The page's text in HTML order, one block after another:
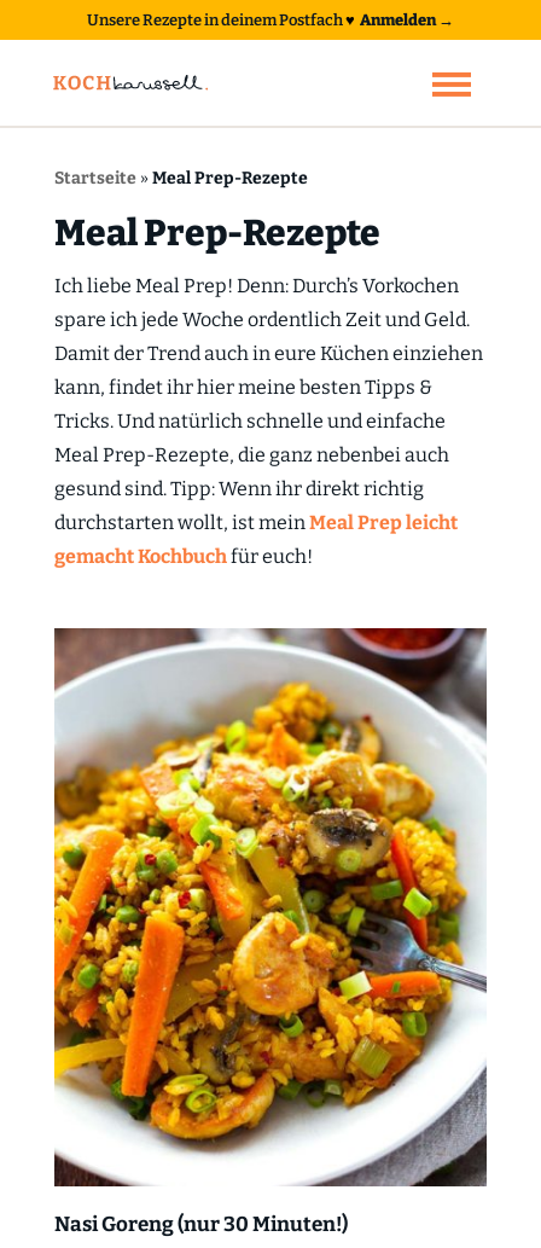
Unsere Rezepte in deinem Postfach♥ Anmelden →
Startseite»Meal Prep-Rezepte
Meal Prep-Rezepte
Ich liebe Meal Prep! Denn: Durch’s Vorkochen
spare ich jede Woche ordentlich Zeit und Geld.
Damit der Trend auch in eure Küchen einziehen
kann, findet ihr hier meine besten Tipps &
Tricks. Und natürlich schnelle und einfache
Meal Prep-Rezepte, die ganz nebenbei auch
gesund sind. Tipp: Wenn ihr direkt richtig
durchstarten wollt, ist meinMeal Prep leicht
gemacht Kochbuchfür euch!
Nasi Goreng (nur 30 Minuten!)